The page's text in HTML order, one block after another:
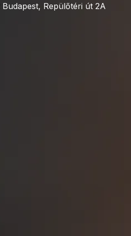
Budapest, Repülőtéri út 2A